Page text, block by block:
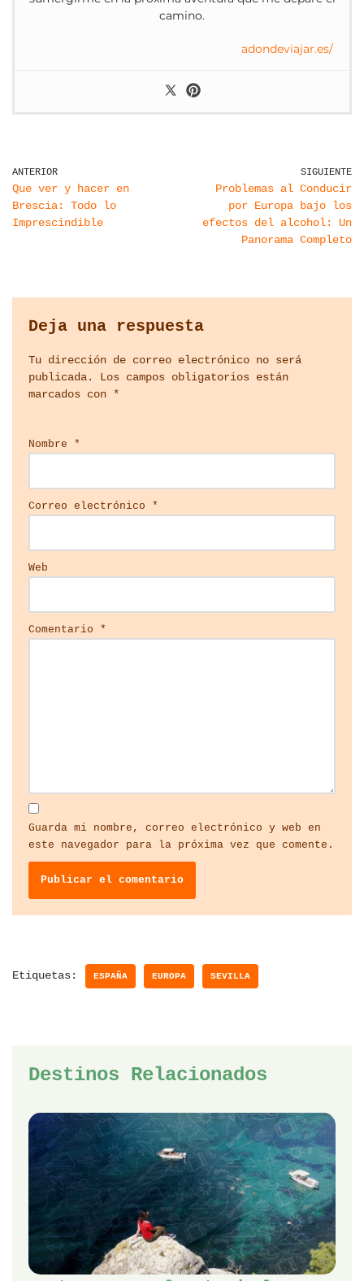
camino.
adondeviajar.es/
ANTERIOR
Que ver y hacer en
Brescia: Todo lo
Imprescindible
SIGUIENTE
Problemas al Conducir
por Europa bajo los
efectos del alcohol: Un
Panorama Completo
Deja una respuesta
Tu dirección de correo electrónico no será
publicada.
Los campos obligatorios están
marcados con *
Nombre *
Correo electrónico *
Web
Comentario *
Guarda mi nombre, correo electrónico y web en
este navegador para la próxima vez que comente.
Etiquetas: ESPAÑA EUROPA SEVILLA
Destinos Relacionados